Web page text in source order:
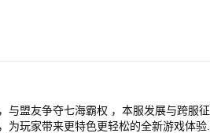
与盟友争夺七海霸权 ，本服发展与跨服征
为玩家带来更特色更轻松的全新游戏体验.